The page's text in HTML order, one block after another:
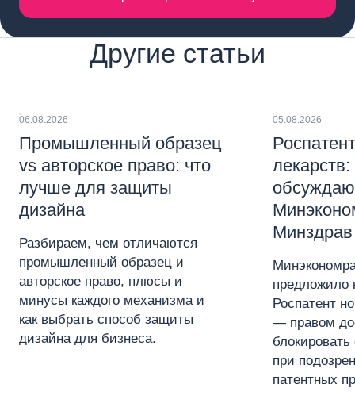
Другие статьи
06.08.2026
Промышленный образец
vs авторское право: что
лучше для защиты
дизайна
Разбираем, чем отличаются
промышленный образец и
авторское право, плюсы и
минусы каждого механизма и
как выбрать способ защиты
дизайна для бизнеса.
05.08.2026
лекарств:
Минздрав
предложило
Роспатент
— правом
блокировать
при
патентных